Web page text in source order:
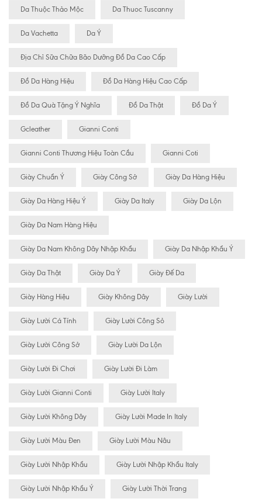
Da Thuộc Thảo Mộc Da Thuoc Tuscanny
Da Vachetta Da Ý
Địa Chỉ Sữa Chữa Bão Dưỡng Đồ Da Cao Cấp
Đồ Da Hàng Hiệu Đồ Da Hàng Hiệu Cao Cấp
Đồ Da Quà Tặng Ý Nghĩa Đồ Da Thật Đồ Da Ý
Gcleather Gianni Conti
Gianni Conti Thương Hiệu Toàn Cầu Gianni Coti
Giày Chuẩn Ý Giày Công Sở Giày Da Hàng Hiệu
Giày Da Hàng Hiệu Ý Giày Da Italy Giày Da Lộn
Giày Da Nam Hàng Hiệu
Giày Da Nam Không Dây Nhập Khẩu Giày Da Nhập Khẩu Ý
Giày Da Thật Giày Da Ý Giày Đế Da
Giày Hàng Hiệu Giày Không Dây Giày Lười
Giày Lười Cá Tính Giày Lười Công Sỏ
Giày Lười Công Sở Giày Lười Da Lộn
Giày Lười Đi Chơi Giày Lười Đi Làm
Giày Lười Gianni Conti Giày Lười Italy
Giày Lười Không Dây Giày Lười Made In Italy
Giày Lười Màu Đen Giày Lười Màu Nâu
Giày Lười Nhập Khẩu Giày Lười Nhập Khẩu Italy
Giày Lười Nhập Khẩu Ý Giày Lười Thời Trang